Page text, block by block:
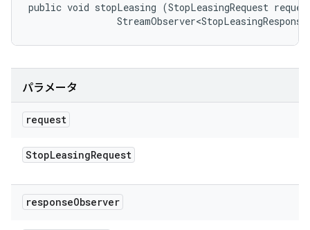
public void stopLeasing (StopLeasingRequest
パラメータ
request
StopLeasingRequest
responseObserver